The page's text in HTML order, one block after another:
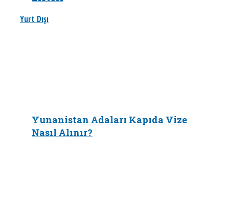
Yurt Dışı
Yunanistan Adaları Kapıda Vize
Nasıl Alınır?